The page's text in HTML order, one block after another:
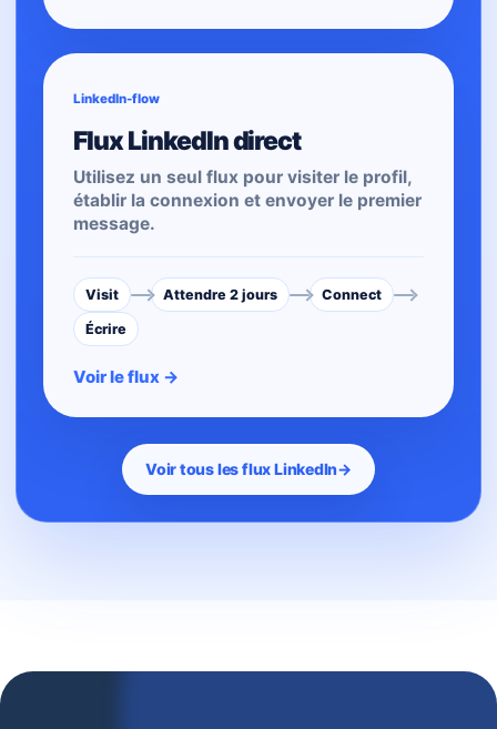
LinkedIn-flow
Flux LinkedIn direct
Utilisez un seul flux pour visiter le profil,
établir la connexion et envoyer le premier
message.
Visit Attendre 2 jours Connect
Écrire
Voir le flux →
Voir tous les flux LinkedIn→